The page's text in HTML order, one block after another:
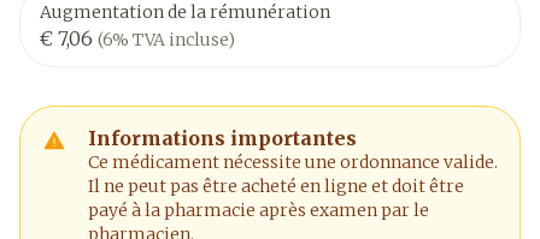
Augmentation de la rémunération
€ 7,06 (6% TVA incluse)
Informations importantes
Ce médicament nécessite une ordonnance valide.
Il ne peut pas être acheté en ligne et doit être
payé à la pharmacie après examen par le
pharmacien.